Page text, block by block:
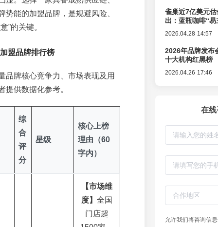
势能的加盟品牌，是规避风险、
”的关键。
盟品牌排行榜
品牌核心竞争力、市场表现及用
提供数据化参考。
综
合
评
分
星级
核心上榜
理由（60
字内）
【市场维
度】 全国
门店超
雀巢近7亿美元
出：蓝瓶咖啡“
2026.04.28 14:57
2026年品牌发布
十大机构红黑榜
2026.04.26 17:46
在
允许我们将咨询信